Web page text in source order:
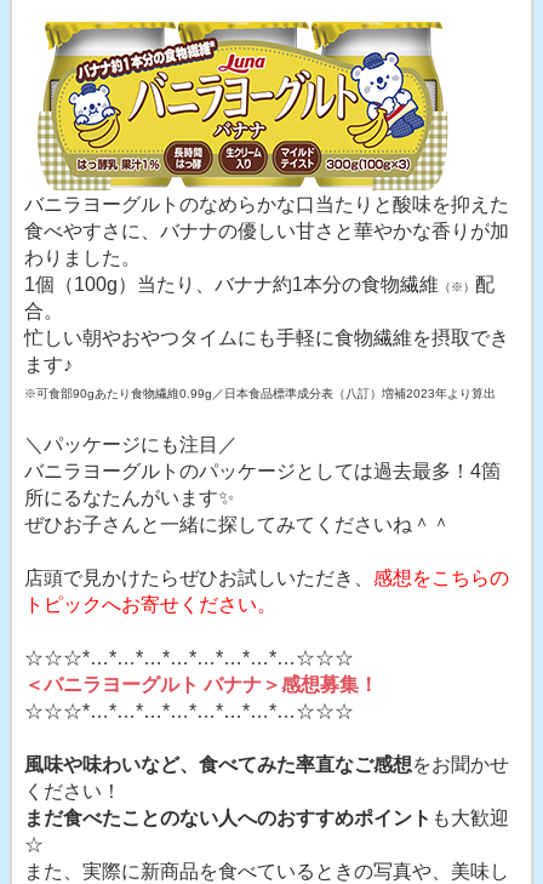
バニラヨーグルトのなめらかな口当たりと酸味を抑えた
食べやすさに、バナナの優しい甘さと華やかな香りが加
わりました。
1個（100g）当たり、バナナ約1本分の食物繊維 （※） 配
合。
忙しい朝やおやつタイムにも手軽に食物繊維を摂取でき
ます♪
※可食部90gあたり食物繊維0.99g／日本食品標準成分表（八訂）増補2023年より算出
＼パッケージにも注目／
バニラヨーグルトのパッケージとしては過去最多！4箇
所にるなたんがいます✨
ぜひお子さんと一緒に探してみてくださいね＾＾
店頭で見かけたらぜひお試しいただき、 感想をこちらの
トピックへお寄せください。
☆☆☆*…*…*…*…*…*…*…*…☆☆☆
＜バニラヨーグルト バナナ＞感想募集！
☆☆☆*…*…*…*…*…*…*…*…☆☆☆
風味や味わいなど、食べてみた率直なご感想をお聞かせ
ください！
まだ食べたことのない人へのおすすめポイント も大歓迎
☆
また、実際に新商品を食べているときの写真や、美味し